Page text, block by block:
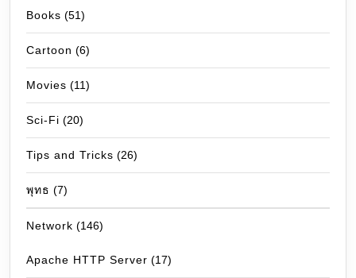
Books (51)
Cartoon (6)
Movies (11)
Sci-Fi (20)
Tips and Tricks (26)
พุทธ (7)
Network (146)
Apache HTTP Server (17)